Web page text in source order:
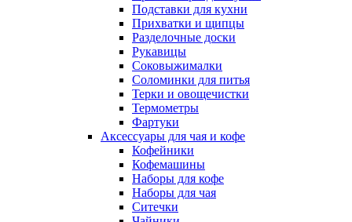
Подставки для кухни
Прихватки и щипцы
Разделочные доски
Рукавицы
Соковыжималки
Соломинки для питья
Терки и овощечистки
Термометры
Фартуки
Аксессуары для чая и кофе
Кофейники
Кофемашины
Наборы для кофе
Наборы для чая
Ситечки